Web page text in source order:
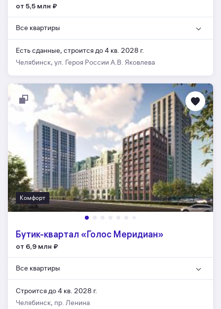
от 5,5 млн ₽
Все квартиры
Есть сданные, строится до 4 кв. 2028 г.
Челябинск, ул. Героя России А.В. Яковлева
Комфорт
Бутик-квартал «Голос Меридиан»
от 6,9 млн ₽
Все квартиры
Строится до 4 кв. 2028 г.
Челябинск, пр. Ленина